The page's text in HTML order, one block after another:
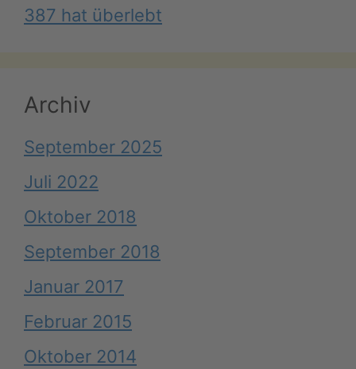
387 hat überlebt
Archiv
September 2025
Juli 2022
Oktober 2018
September 2018
Januar 2017
Februar 2015
Oktober 2014